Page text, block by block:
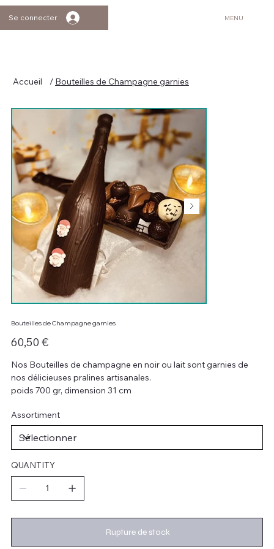
Se connecter MENU
Accueil / Bouteilles de Champagne garnies
Bouteilles de Champagne garnies
Prix
60,50 €
Nos Bouteilles de champagne en noir ou lait sont garnies de
nos délicieuses pralines artisanales.
poids 700 gr, dimension 31 cm
Assortiment
QUANTITY
Rupture de stock